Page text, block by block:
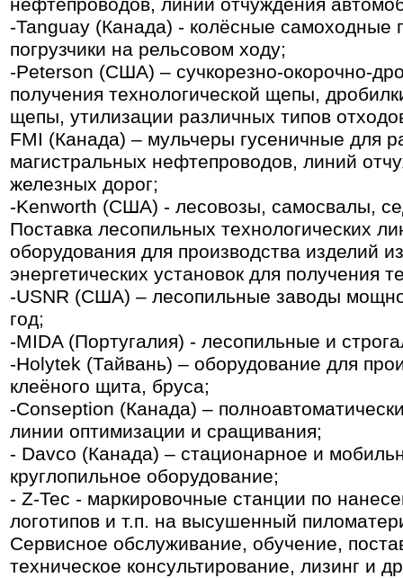
нефтепроводов, линий отчуждения
-Tanguay (Канада) - колёсные самоходные
погрузчики на рельсовом ходу;
-Peterson (США) – сучкорезно-окорочно-
получения технологической щепы,
щепы, утилизации различных типов
FMI (Канада) – мульчеры гусеничные для
магистральных нефтепроводов, линий
железных дорог;
-Kenworth (США) - лесовозы, самосвалы,
Поставка лесопильных технологических
оборудования для производства изделий
энергетических установок для получения
-USNR (США) – лесопильные заводы
год;
-MIDA (Португалия) - лесопильные и
-Holytek (Тайвань) – оборудование для
клеёного щита, бруса;
-Conseption (Канада) –
линии оптимизации и сращивания;
- Davco (Канада) – стационарное и
круглопильное оборудование;
- Z-Tec - маркировочные станции по
логотипов и т.п. на высушенный
Сервисное обслуживание, обучение,
техническое консультирование, лизинг и